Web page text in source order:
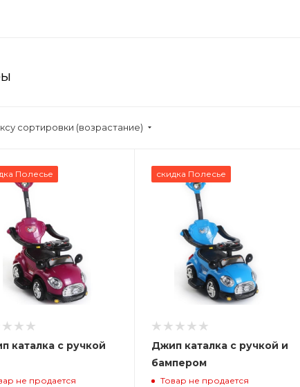
сортировки (возрастание)
Полесье
каталка с ручкой
не продается
скидка Полесье
Джип каталка с ручкой и
бампером
Товар не продается